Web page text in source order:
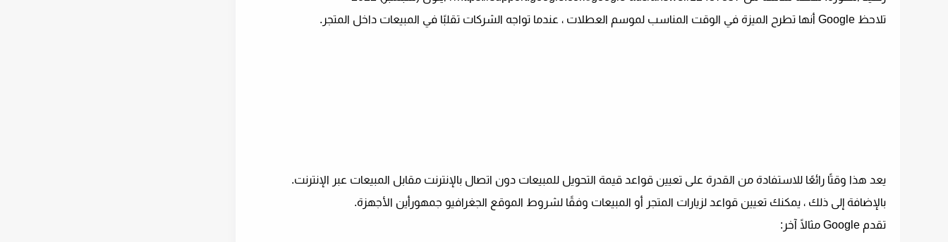
تلاحظ Google أنها تطرح الميزة في الوقت المناسب لموسم العطلات ، عندما تواجه الشركات تقلبًا في المبيعات داخل المتجر.
يعد هذا وقتًا رائعًا للاستفادة من القدرة على تعيين قواعد قيمة التحويل للمبيعات دون اتصال بالإنترنت مقابل المبيعات عبر الإنترنت.
بالإضافة إلى ذلك ، يمكنك تعيين قواعد لزيارات المتجر أو المبيعات وفقًا لشروط الموقع الجغرافيو جمهور أين الأجهزة.
تقدم Google مثالًا آخر: